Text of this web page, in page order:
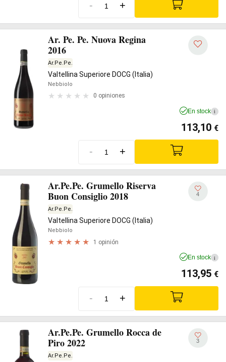
- +
Ar. Pe. Pe. Nuova Regina
2016
Ar.Pe.Pe.
Valtellina Superiore DOCG (Italia)
Nebbiolo
0 opiniones
En stock i
113,10 €
- +
Ar.Pe.Pe. Grumello Riserva
Buon Consiglio 2018
Ar.Pe.Pe.
Valtellina Superiore DOCG (Italia)
Nebbiolo
1 opinión
4
En stock i
113,95 €
- +
Ar.Pe.Pe. Grumello Rocca de
Piro 2022
Ar.Pe.Pe.
3